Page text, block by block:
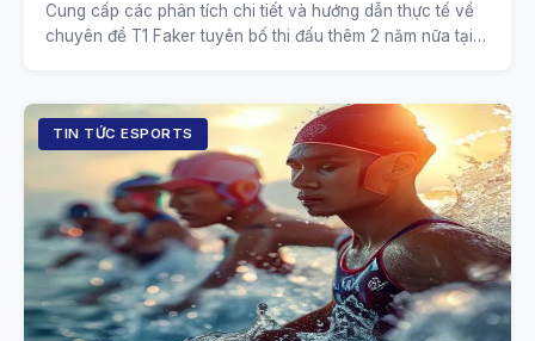
Cung cấp các phân tích chi tiết và hướng dẫn thực tế về
chuyên đề T1 Faker tuyên bố thi đấu thêm 2 năm nữa tại
TIN TỨC ESPORTS